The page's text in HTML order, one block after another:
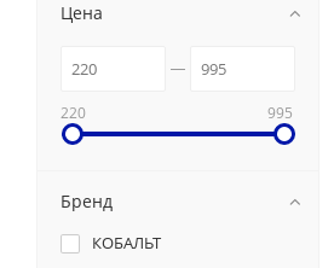
Цена
220 995
Бренд
КОБАЛЬТ